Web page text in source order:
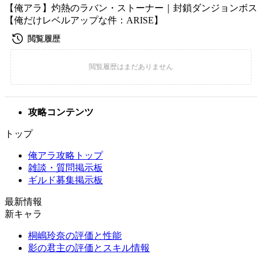
【俺アラ】灼熱のラバン・ストーナー｜封鎖ダンジョンボス
【俺だけレベルアップな件：ARISE】
攻略コンテンツ
トップ
俺アラ攻略トップ
雑談・質問掲示板
ギルド募集掲示板
最新情報
新キャラ
桐嶋玲奈の評価と性能
影の君主の評価とスキル情報